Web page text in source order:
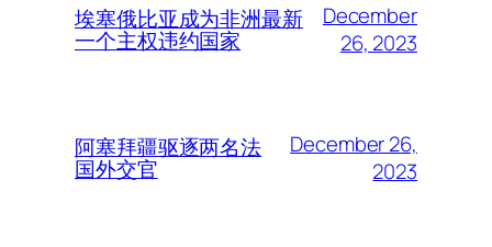
埃塞俄比亚成为非洲最新
一个主权违约国家
December
26, 2023
阿塞拜疆驱逐两名法
国外交官
December 26,
2023